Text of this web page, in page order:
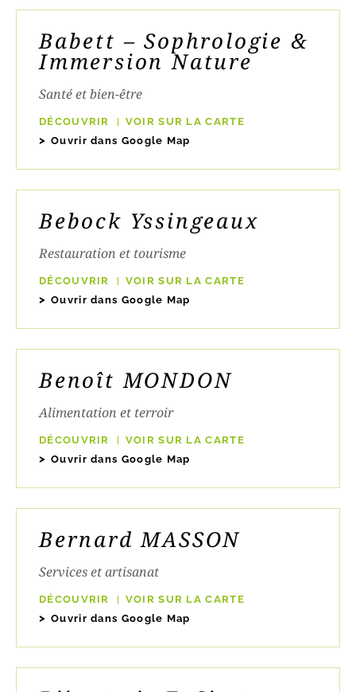
Babett – Sophrologie &
Immersion Nature
Santé et bien-être
DÉCOUVRIR
VOIR SUR LA CARTE
Ouvrir dans Google Map
Bebock Yssingeaux
Restauration et tourisme
DÉCOUVRIR
VOIR SUR LA CARTE
Ouvrir dans Google Map
Benoît MONDON
Alimentation et terroir
DÉCOUVRIR
VOIR SUR LA CARTE
Ouvrir dans Google Map
Bernard MASSON
Services et artisanat
DÉCOUVRIR
VOIR SUR LA CARTE
Ouvrir dans Google Map